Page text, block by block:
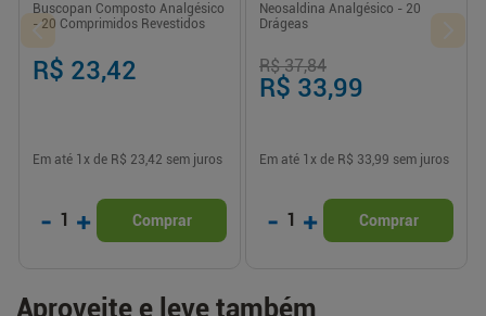
Buscopan Composto Analgésico
- 20 Comprimidos Revestidos
R$ 23,42
Em até 1 x de R$ 23,42 sem juros
- 1 + Comprar
Neosaldina Analgésico - 20
Drágeas
R$ 37,84
R$ 33,99
Em até 1 x de R$ 33,99 sem juros
- 1 + Comprar
Aproveite e leve também